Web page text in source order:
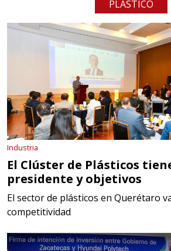
PLÁSTICO
Industria
El Clúster de Plásticos
presidente y objetivos
El sector de plásticos en Querétaro
competitividad